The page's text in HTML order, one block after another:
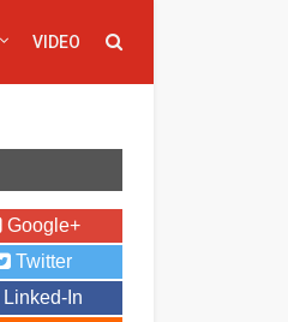
VIDEO
Google+
Twitter
Linked-In